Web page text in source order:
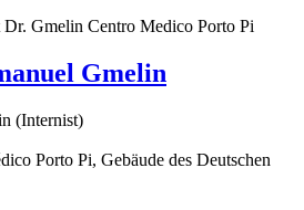
Gmelin
(Internist)
Porto Pi, Gebäude des Deutschen